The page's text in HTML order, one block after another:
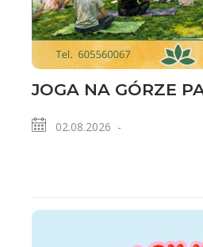
JOGA NA GÓRZE
02.08.2026 -